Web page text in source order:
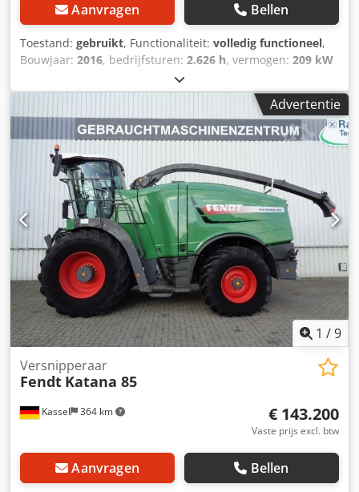
Aanvragen Bellen
Toestand: gebruikt, Functionaliteit: volledig functioneel,
Bouwjaar: 2016, bedrijfsturen: 2.626 h, vermogen: 209 kW
5.274 mm
kg, draagvermogen:4.770 kg, bouwbreedte:2.620 mm,
Tractor Snelheidsklasse: 50 Technische staat: zeer goed
Dksdpfx Aoumvh Ijb Njr Batterijconditie: zeer goed
Advertentie
1 /9
Kassel 364 km
Versnipperaar
Fendt Katana 85
€ 143.200
Vaste prijs excl. btw
Aanvragen Bellen